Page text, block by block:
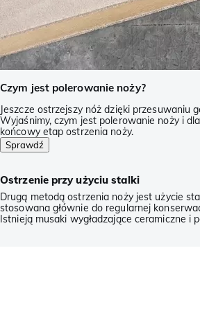
Czym jest polerowanie noży?
Jeszcze ostrzejszy nóż dzięki przesuwaniu
Wyjaśnimy, czym jest polerowanie noży i
końcowy etap ostrzenia noży.
Sprawdź
Ostrzenie przy użyciu stalki
Drugą metodą ostrzenia noży jest użycie
stosowana głównie do regularnej
Istnieją musaki wygładzające ceramiczne i